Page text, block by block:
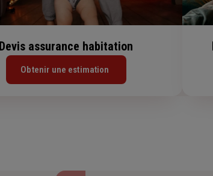
Devis assurance habitation
Obtenir une estimation